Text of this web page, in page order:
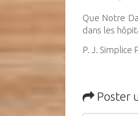
Que Notre
dans les
P. J. Simplice
Poster